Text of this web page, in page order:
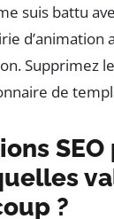
suis battu
d’animation
Supprimez
de
?